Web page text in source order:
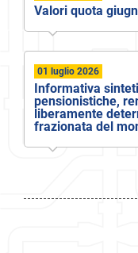
Valori quota
01 luglio 2026
Informativa
pensionistiche,
liberamente
frazionata del